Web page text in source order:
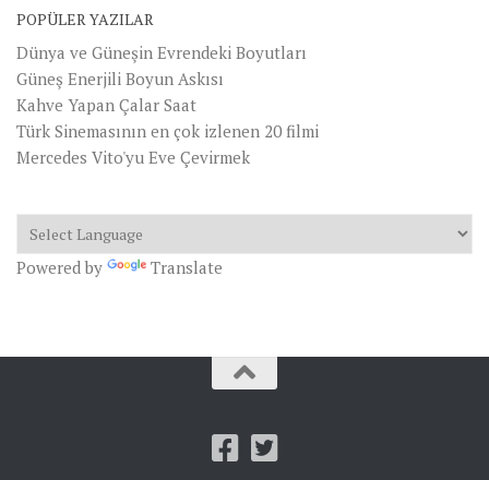
POPÜLER YAZILAR
Dünya ve Güneşin Evrendeki Boyutları
Güneş Enerjili Boyun Askısı
Kahve Yapan Çalar Saat
Türk Sinemasının en çok izlenen 20 filmi
Mercedes Vito'yu Eve Çevirmek
Powered by Translate